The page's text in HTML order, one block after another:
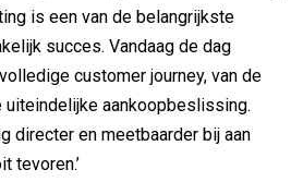
is een van de belangrijkste
succes. Vandaag de dag
customer journey, van de
aankoopbeslissing.
directer en meetbaarder bij aan
tevoren.’